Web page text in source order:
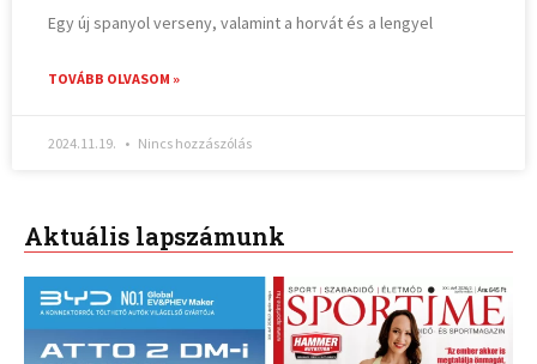
Egy új spanyol verseny, valamint a horvát és a lengyel
TOVÁBB OLVASOM »
2024.11.19. Nincs hozzászólás
Aktuális lapszámunk